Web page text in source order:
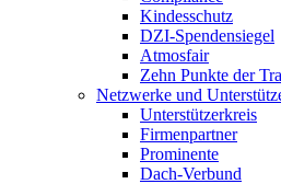
Kindesschutz
DZI-Spendensiegel
Atmosfair
Zehn Punkte der
Netzwerke und
Unterstützerkreis
Firmenpartner
Prominente
Dach-Verbund